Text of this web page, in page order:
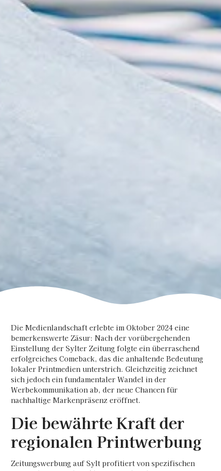
Die Medienlandschaft erlebte im Oktober 2024 eine
bemerkenswerte Zäsur: Nach der vorübergehenden
Einstellung der Sylter Zeitung folgte ein überraschend
erfolgreiches Comeback, das die anhaltende Bedeutung
lokaler Printmedien unterstrich. Gleichzeitig zeichnet
sich jedoch ein fundamentaler Wandel in der
Werbekommunikation ab, der neue Chancen für
nachhaltige Markenpräsenz eröffnet.
Die bewährte Kraft der
regionalen Printwerbung
Zeitungswerbung auf Sylt profitiert von spezifischen